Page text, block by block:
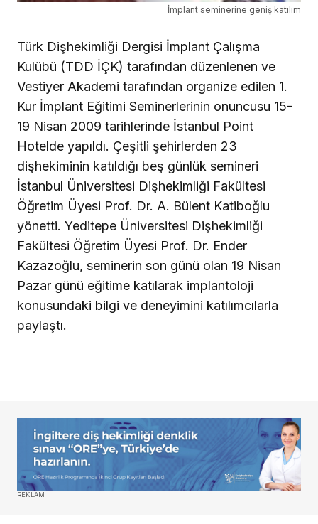
İmplant seminerine geniş katılım
Türk Dişhekimliği Dergisi İmplant Çalışma
Kulübü (TDD İÇK) tarafından düzenlenen ve
Vestiyer Akademi tarafından organize edilen 1.
Kur İmplant Eğitimi Seminerlerinin onuncusu 15-
19 Nisan 2009 tarihlerinde İstanbul Point
Hotelde yapıldı. Çeşitli şehirlerden 23
dişhekiminin katıldığı beş günlük semineri
İstanbul Üniversitesi Dişhekimliği Fakültesi
Öğretim Üyesi Prof. Dr. A. Bülent Katiboğlu
yönetti. Yeditepe Üniversitesi Dişhekimliği
Fakültesi Öğretim Üyesi Prof. Dr. Ender
Kazazoğlu, seminerin son günü olan 19 Nisan
Pazar günü eğitime katılarak implantoloji
konusundaki bilgi ve deneyimini katılımcılarla
paylaştı.
REKLAM